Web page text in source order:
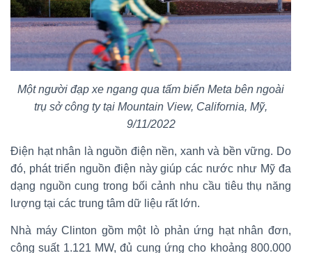
Một người đạp xe ngang qua tấm biển Meta bên ngoài
trụ sở công ty tại Mountain View, California, Mỹ,
9/11/2022
Điện hạt nhân là nguồn điện nền, xanh và bền vững. Do
đó, phát triển nguồn điện này giúp các nước như Mỹ đa
dạng nguồn cung trong bối cảnh nhu cầu tiêu thụ năng
lượng tại các trung tâm dữ liệu rất lớn.
Nhà máy Clinton gồm một lò phản ứng hạt nhân đơn,
công suất 1.121 MW, đủ cung ứng cho khoảng 800.000